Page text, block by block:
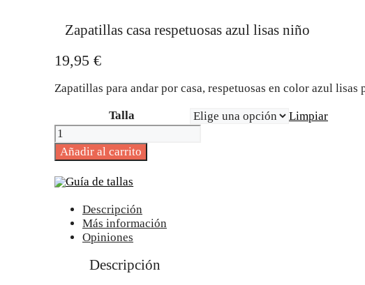
Zapatillas casa respetuosas azul lisas niño
19,95 €
Zapatillas para andar por casa, respetuosas en color azul
Talla
Limpiar
Zapatillas
casa
respetuosas
lisas
cantidad
Añadir al carrito
Guía de tallas
Descripción
Más información
Opiniones
Descripción